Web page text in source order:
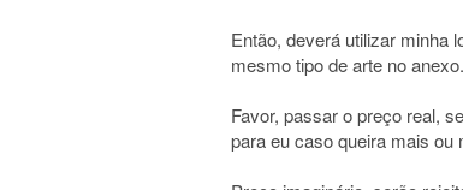
Então, deverá utilizar minha
mesmo tipo de arte no anexo.
Favor, passar o preço real,
para eu caso queira mais ou